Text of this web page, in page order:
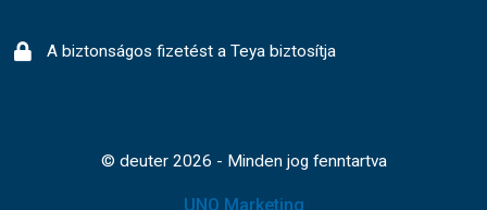
A biztonságos fizetést a Teya biztosítja
© deuter 2026 - Minden jog fenntartva
UNQ Marketing